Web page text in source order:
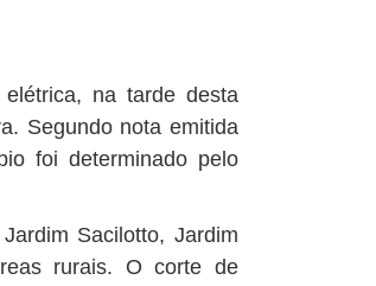
na tarde desta
Segundo nota emitida
foi determinado pelo
Sacilotto, Jardim
rurais. O corte de